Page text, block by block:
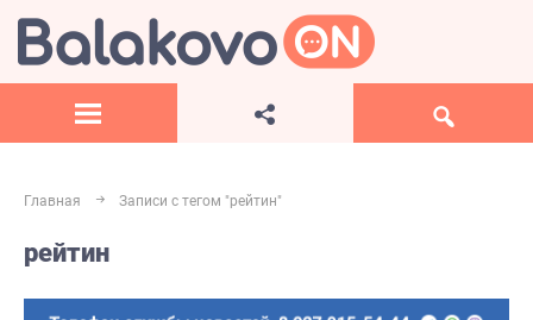
Главная Записи с тегом "рейтин"
рейтин